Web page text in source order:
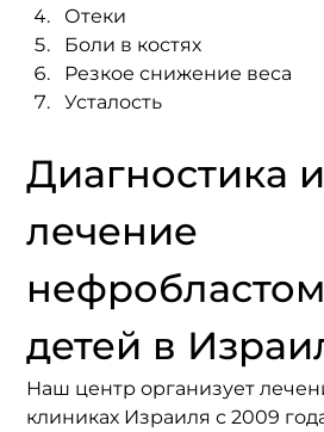
Отеки
Боли в костях
Резкое снижение веса
Усталость
Диагностика и
лечение
детей в
Наш центр организует
клиниках Израиля с 2009